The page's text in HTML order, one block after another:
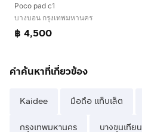
Poco pad c1
บางบอน กรุงเทพมหานคร
฿ 4,500
คำค้นหาที่เกี่ยวข้อง
Kaidee มือถือ แท็บเล็ต
กรุงเทพมหานคร บางขุนเทียน